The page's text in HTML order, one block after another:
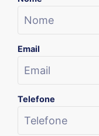
Email
Telefone